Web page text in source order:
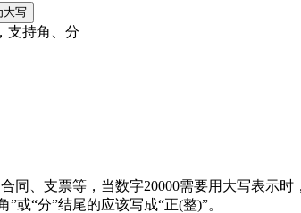
支持角、分
同、支票等，当数字20000需要用大写表示
或“分”结尾的应该写成“正(整)”。